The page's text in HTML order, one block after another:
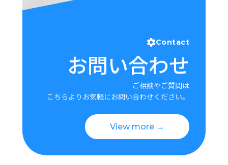
Contact
お問い合わせ
ご相談やご質問は
こちらよりお気軽にお問い合わせください。
View more →